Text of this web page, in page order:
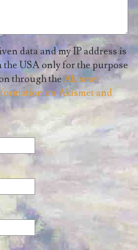
data and my IP address is
the USA only for the purpose
through theAkismet
on Akismet and